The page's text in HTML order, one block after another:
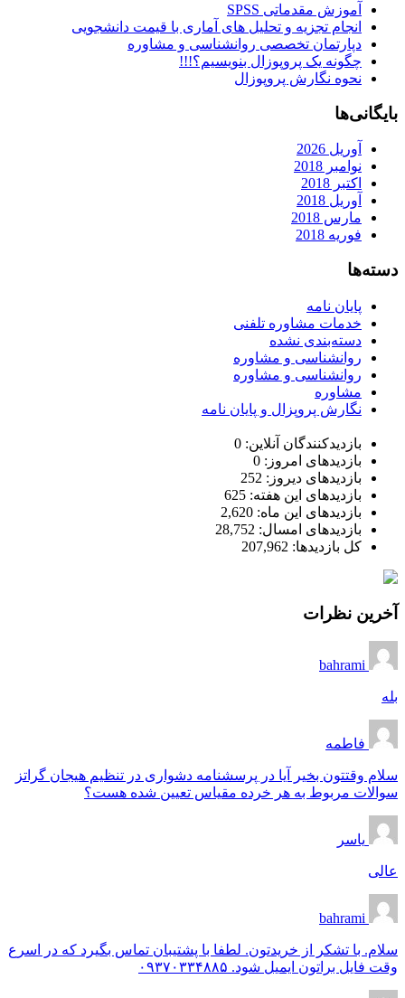
آموزش مقدماتی SPSS
انجام تجزیه و تحلیل های آماری با قیمت دانشجویی
دپارتمان تخصصی روانشناسی و مشاوره
چگونه یک پروپوزال بنویسیم؟!!!
نحوه نگارش پروپوزال
بایگانی‌ها
آوریل 2026
نوامبر 2018
اکتبر 2018
آوریل 2018
مارس 2018
فوریه 2018
دسته‌ها
پایان نامه
خدمات مشاوره تلفنی
دسته‌بندی نشده
روانشناسی و مشاوره
روانشناسی و مشاوره
مشاوره
نگارش پروپزال و پایان نامه
بازدیدکنندگان آنلاین: 0
بازدیدهای امروز: 0
بازدیدهای دیروز: 252
بازدیدهای این هفته: 625
بازدیدهای این ماه: 2,620
بازدیدهای امسال: 28,752
کل بازدیدها: 207,962
آخرین نظرات
bahrami
بله
فاطمه
سلام وقتتون بخیر آیا در پرسشنامه دشواری در تنظیم هیجان گراتز
سوالات مربوط به هر خرده مقیاس تعیین شده هست؟
یاسر
عالی
bahrami
سلام. با تشکر از خریدتون. لطفا با پشتیبان تماس بگیرد که در اسرع
وقت فایل براتون ایمیل شود. ۰۹۳۷۰۳۳۴۸۸۵